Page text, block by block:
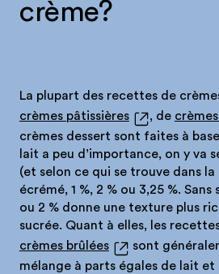
crème?
La plupart des recettes de
crèmes pâtissières
, de
crèmes dessert sont faites à
lait a peu d’importance, on y va
(et selon ce qui se trouve dans
écrémé, 1 %, 2 % ou 3,25 %.
ou 2 % donne une texture plus
sucrée. Quant à elles, les
crèmes brûlées
sont
mélange à parts égales de lait et